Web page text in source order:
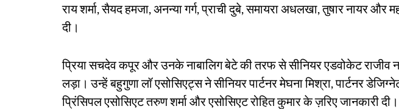
राय शर्मा, सैयद हमजा, अनन्या गर्ग, प्राची दुबे, समायरा अधलखा, तुषार नायर और
दी।
प्रिया सचदेव कपूर और उनके नाबालिग बेटे की तरफ से सीनियर एडवोकेट
लड़ा। उन्हें बहुगुणा लॉ एसोसिएट्स ने सीनियर पार्टनर मेघना मिश्रा, पार्टनर
प्रिंसिपल एसोसिएट तरुण शर्मा और एसोसिएट रोहित कुमार के ज़रिए जानकारी दी।